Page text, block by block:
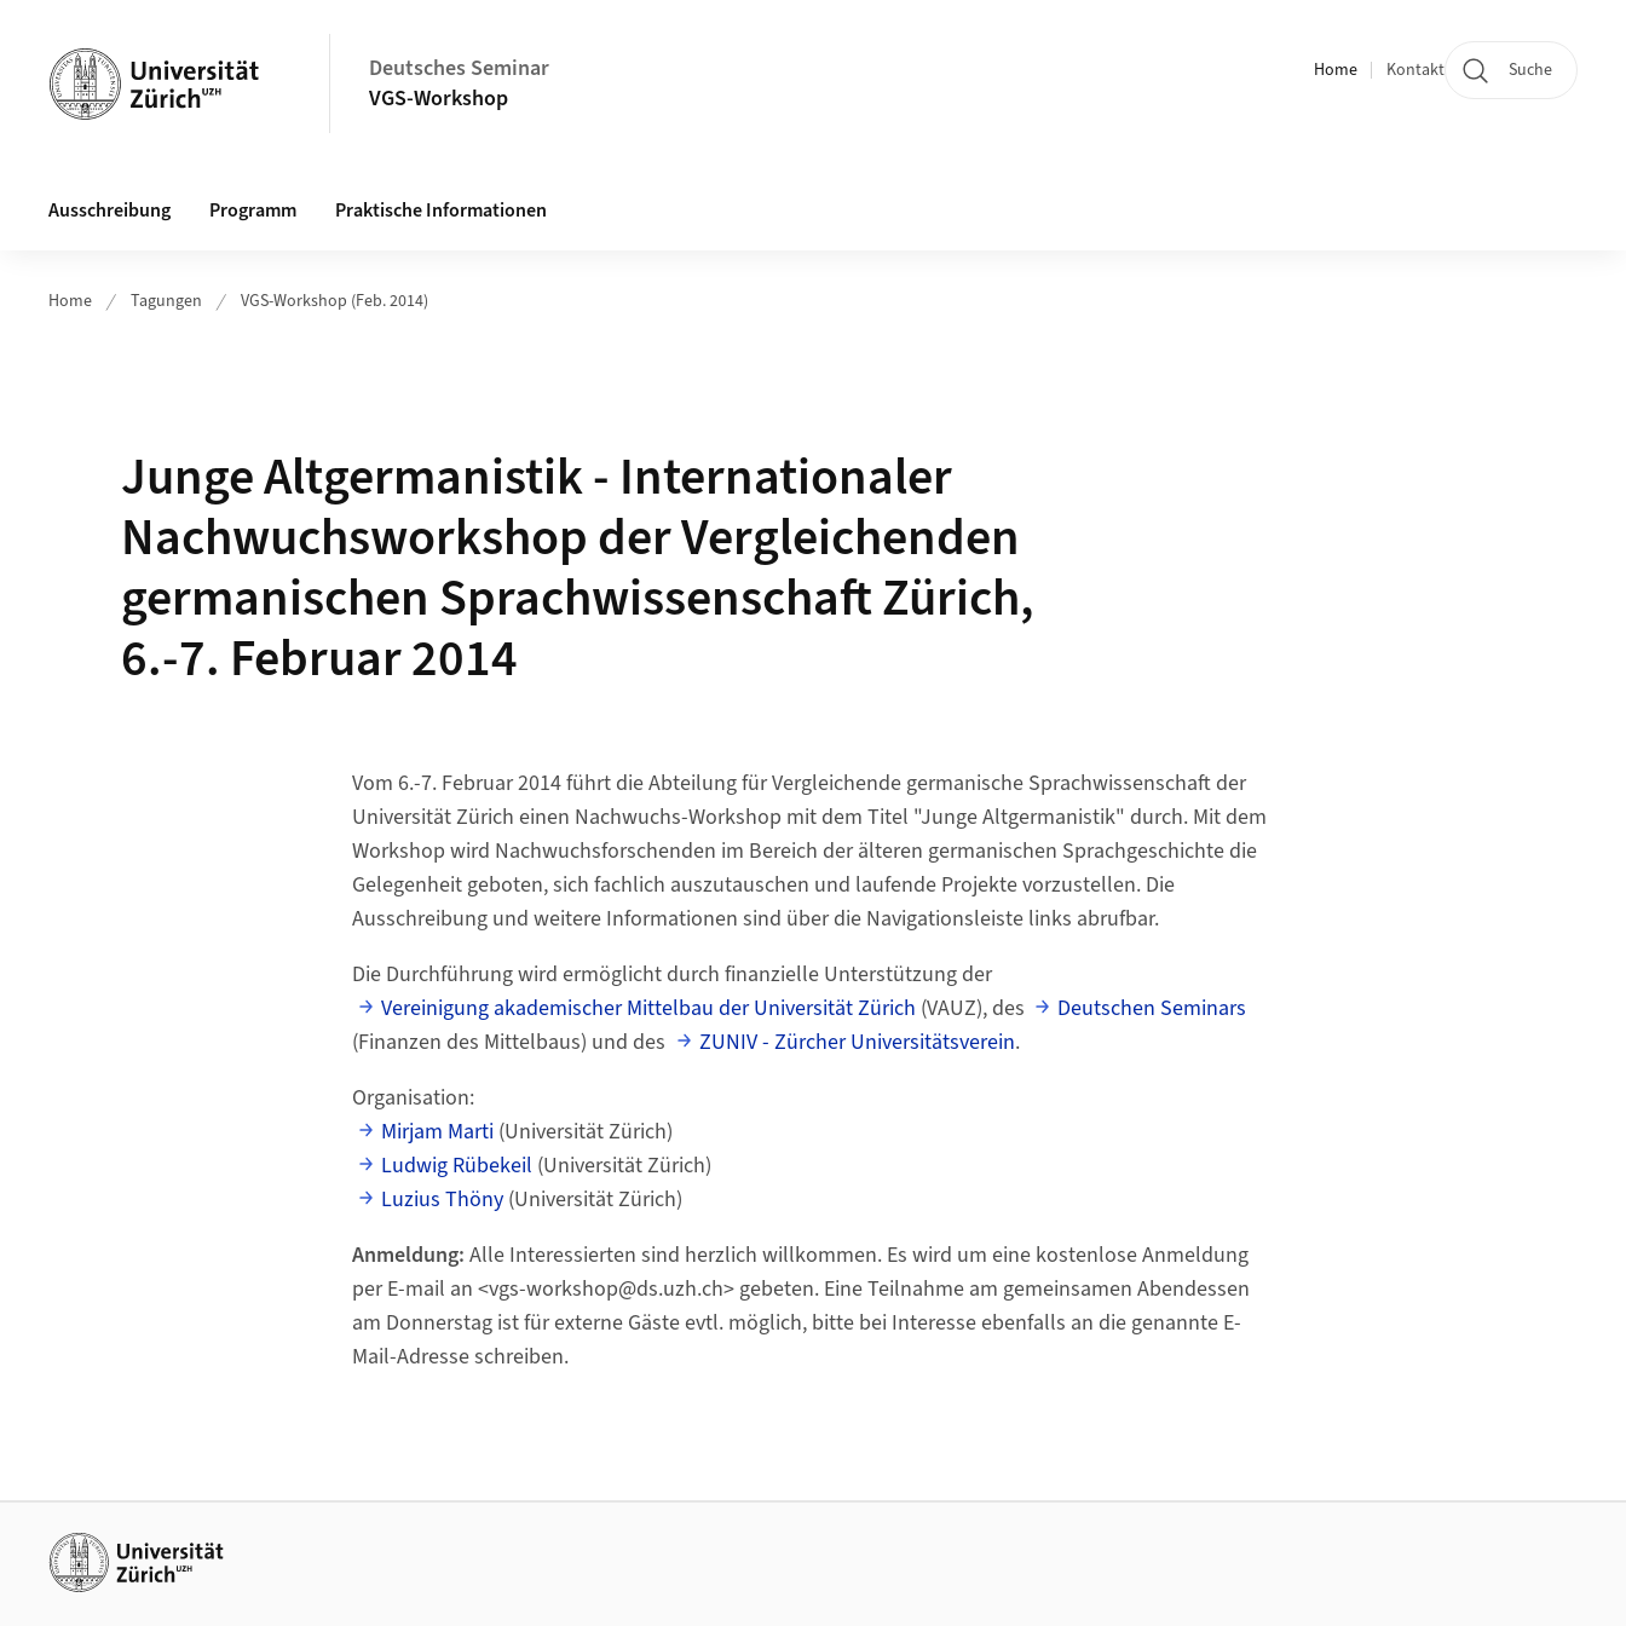
Deutsches Seminar
VGS-Workshop
Quicklinks
Home Kontakt Suche
Ausschreibung Programm Praktische Informationen
Home Tagungen VGS-Workshop (Feb. 2014)
Junge Altgermanistik - Internationaler
Nachwuchsworkshop der Vergleichenden
germanischen Sprachwissenschaft Zürich,
6.-7. Februar 2014
Vom 6.-7. Februar 2014 führt die Abteilung für Vergleichende germanische Sprachwissenschaft der
Universität Zürich einen Nachwuchs-Workshop mit dem Titel "Junge Altgermanistik" durch. Mit dem
Workshop wird Nachwuchsforschenden im Bereich der älteren germanischen Sprachgeschichte die
Gelegenheit geboten, sich fachlich auszutauschen und laufende Projekte vorzustellen. Die
Ausschreibung und weitere Informationen sind über die Navigationsleiste links abrufbar.
Die Durchführung wird ermöglicht durch finanzielle Unterstützung der
Vereinigung akademischer Mittelbau der Universität Zürich (VAUZ), des
Deutschen Seminars
(Finanzen des Mittelbaus) und des
ZUNIV - Zürcher Universitätsverein.
Organisation:
Mirjam Marti (Universität Zürich)
Ludwig Rübekeil (Universität Zürich)
Luzius Thöny(Universität Zürich)
Anmeldung: Alle Interessierten sind herzlich willkommen. Es wird um eine kostenlose Anmeldung
per E-mail an <vgs-workshop@ds.uzh.ch> gebeten. Eine Teilnahme am gemeinsamen Abendessen
am Donnerstag ist für externe Gäste evtl. möglich, bitte bei Interesse ebenfalls an die genannte E-
Mail-Adresse schreiben.
Weiterführende Links